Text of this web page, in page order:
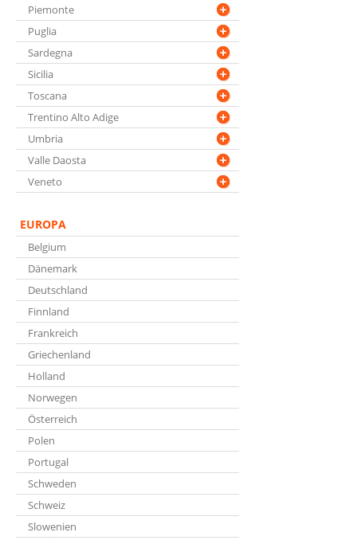
Piemonte
Puglia
Sardegna
Sicilia
Toscana
Trentino Alto Adige
Umbria
Valle Daosta
Veneto
EUROPA
Belgium
Dänemark
Deutschland
Finnland
Frankreich
Griechenland
Holland
Norwegen
Österreich
Polen
Portugal
Schweden
Schweiz
Slowenien